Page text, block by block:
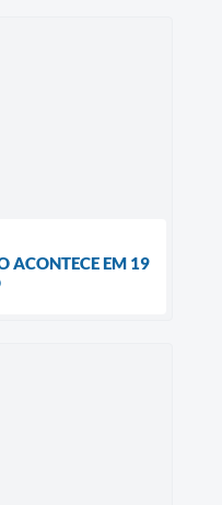
ACONTECE EM 19